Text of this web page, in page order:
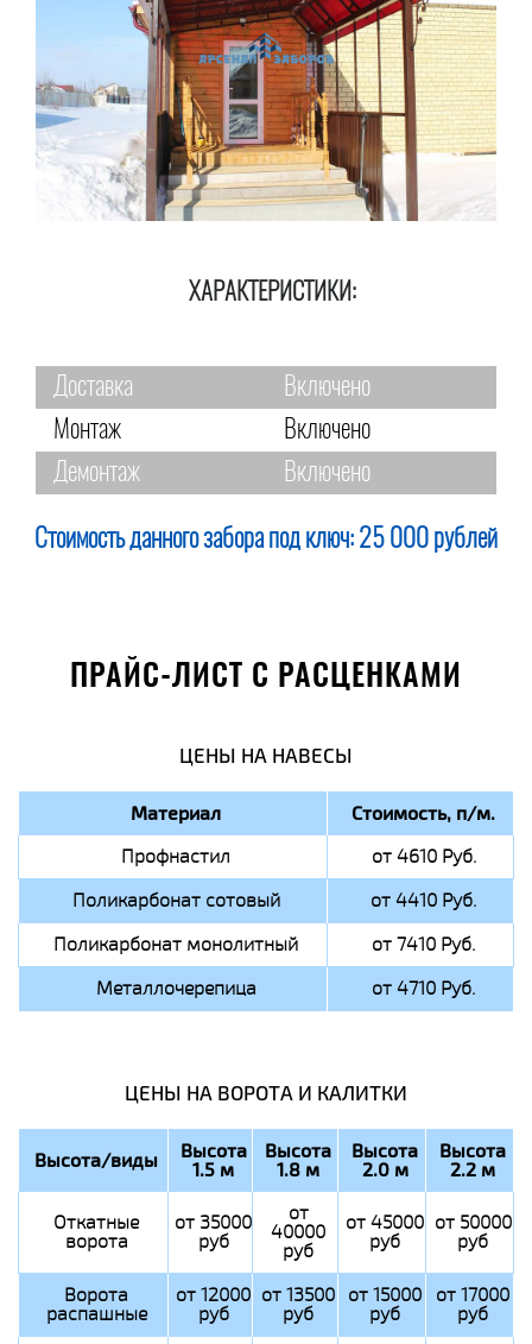
ХАРАКТЕРИСТИКИ:
Доставка
Включено
Монтаж
Включено
Демонтаж
Включено
Стоимость данного забора под ключ: 25 000 рублей
ПРАЙС-ЛИСТ С РАСЦЕНКАМИ
ЦЕНЫ НА НАВЕСЫ
Материал Стоимость, п/м.
Профнастил
от 4610 Руб.
Поликарбонат сотовый
от 4410 Руб.
Поликарбонат монолитный
от 7410 Руб.
Металлочерепица
от 4710 Руб.
ЦЕНЫ НА ВОРОТА И КАЛИТКИ
Высота/виды Высота
1.5 м
Высота
1.8 м
Высота
2.0 м
Высота
2.2 м
Откатные
ворота
от 35000
руб
от
40000
руб
от 45000
руб
от 50000
руб
Ворота
распашные
от 12000
руб
от 13500
руб
от 15000
руб
от 17000
руб